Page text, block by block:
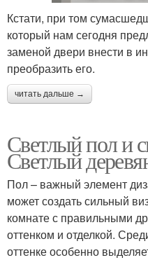
Кстати, при том
который нам сегодня
заменой двери внести в
преобразить его.
читать дальше →
Светлый пол и
Светлый
Пол – важный элемент
может создать сильный
комнате с правильными
оттенком и отделкой.
оттенке особенно